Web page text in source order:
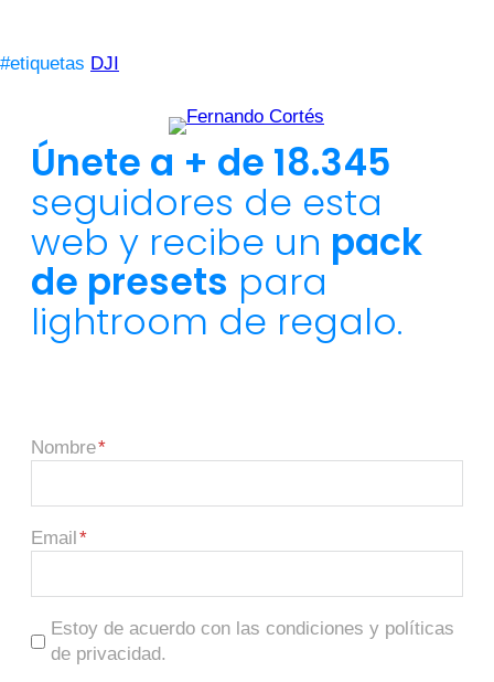
#etiquetas DJI
Únete a + de 18.345
seguidores de esta
web y recibe un pack
de presets para
lightroom de regalo.
Nombre
Email
Estoy de acuerdo con las condiciones y políticas
de privacidad.